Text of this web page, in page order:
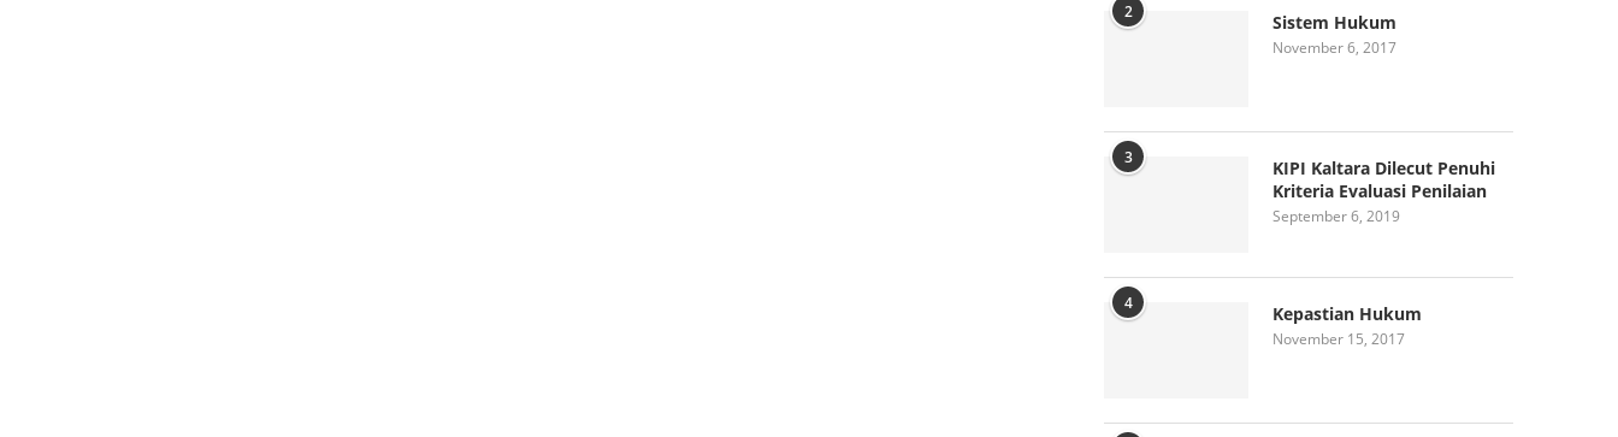
2 Sistem Hukum
November 6, 2017
3
KIPI Kaltara Dilecut Penuhi
Kriteria Evaluasi Penilaian
September 6, 2019
4 Kepastian Hukum
November 15, 2017